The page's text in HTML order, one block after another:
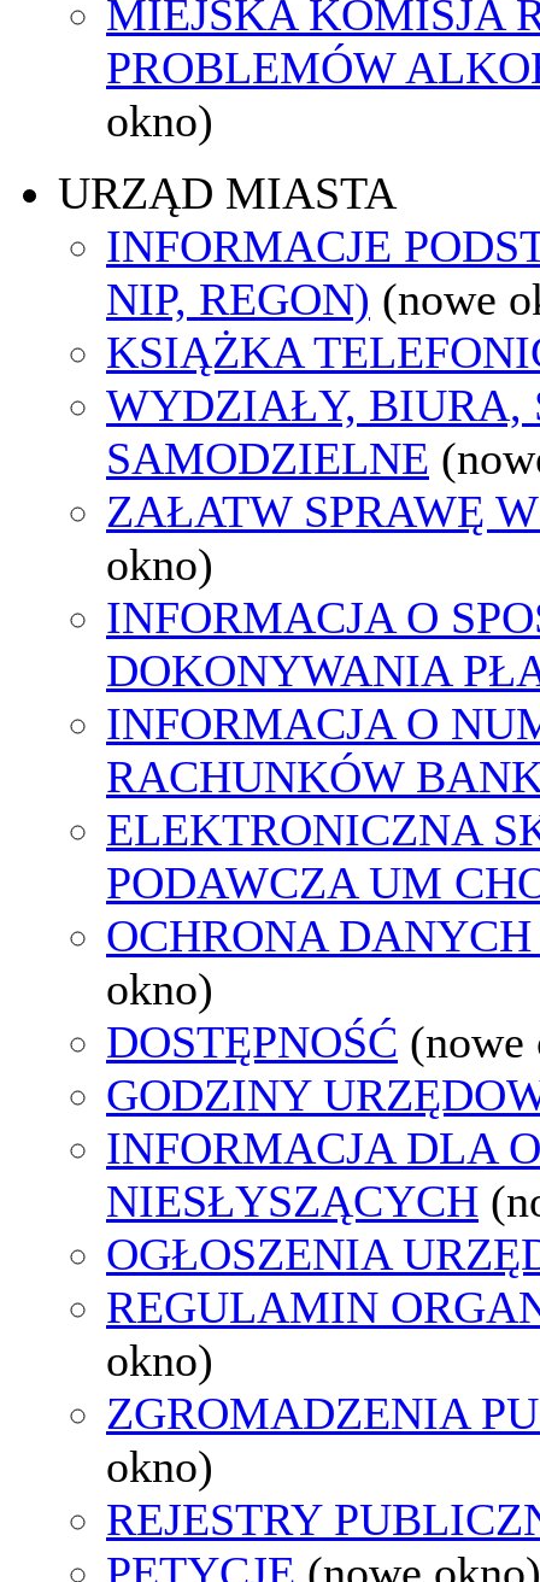
MIEJSKA KOMISJA
PROBLEMÓW
okno)
URZĄD MIASTA
INFORMACJE
NIP, REGON) (nowe
KSIĄŻKA
WYDZIAŁY, BIURA,
SAMODZIELNE
ZAŁATW SPRAWĘ
okno)
INFORMACJA O
DOKONYWANIA
INFORMACJA O
RACHUNKÓW
ELEKTRONICZNA
PODAWCZA UM
OCHRONA
okno)
DOSTĘPNOŚĆ (nowe
GODZINY
INFORMACJA DLA
NIESŁYSZĄCYCH
OGŁOSZENIA
REGULAMIN
okno)
ZGROMADZENIA
okno)
REJESTRY